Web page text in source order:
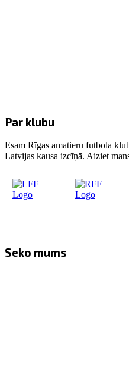
Par klubu
Esam Rīgas amatieru futbola
Latvijas kausa izcīņā. Aiziet
Seko mums